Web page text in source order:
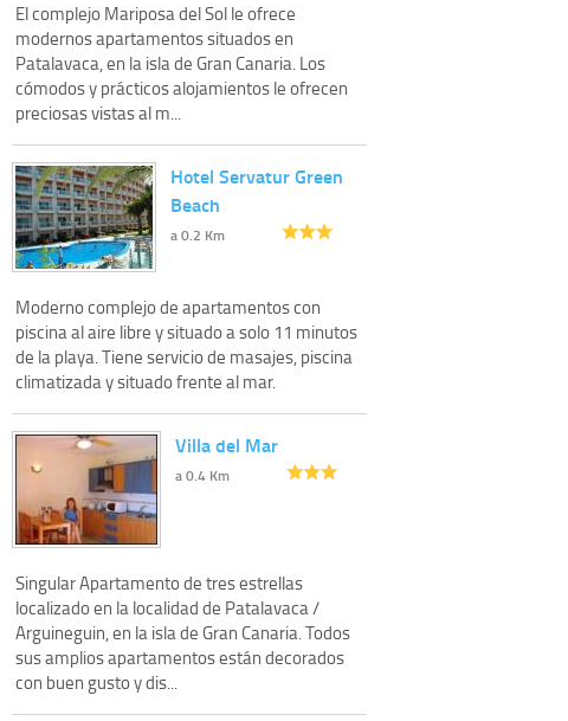
El complejo Mariposa del Sol le ofrece
modernos apartamentos situados en
Patalavaca, en la isla de Gran Canaria. Los
cómodos y prácticos alojamientos le ofrecen
preciosas vistas al m...
Hotel Servatur Green
Beach
a 0.2 Km
Moderno complejo de apartamentos con
piscina al aire libre y situado a solo 11 minutos
de la playa. Tiene servicio de masajes, piscina
climatizada y situado frente al mar.
Villa del Mar
a 0.4 Km
Singular Apartamento de tres estrellas
localizado en la localidad de Patalavaca /
Arguineguin, en la isla de Gran Canaria. Todos
sus amplios apartamentos están decorados
con buen gusto y dis...